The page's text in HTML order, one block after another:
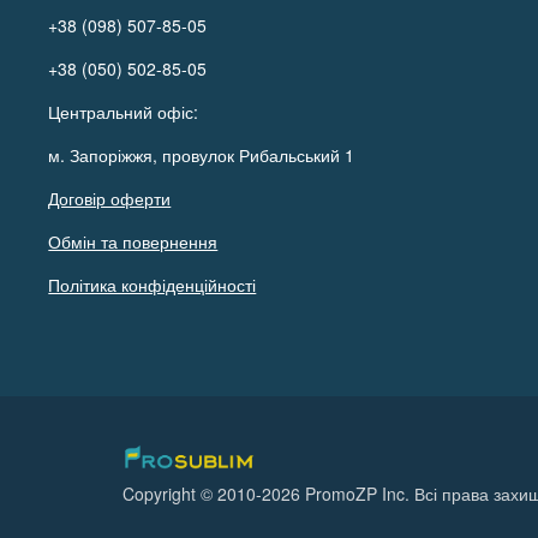
+38 (098) 507-85-05
+38 (050) 502-85-05
Центральний офіс:
м. Запоріжжя, провулок Рибальський 1
Договір оферти
Обмін та повернення
Політика конфіденційності
Copyright © 2010-2026 PromoZP Inc. Всі права